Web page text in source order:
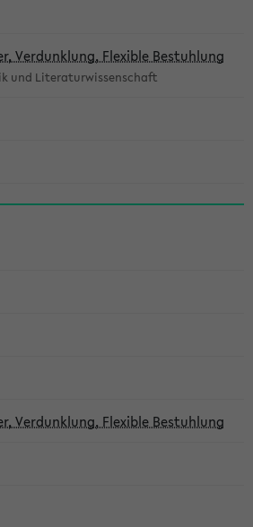
Verdunklung, Flexible Bestuhlung
und Literaturwissenschaft
Verdunklung, Flexible Bestuhlung